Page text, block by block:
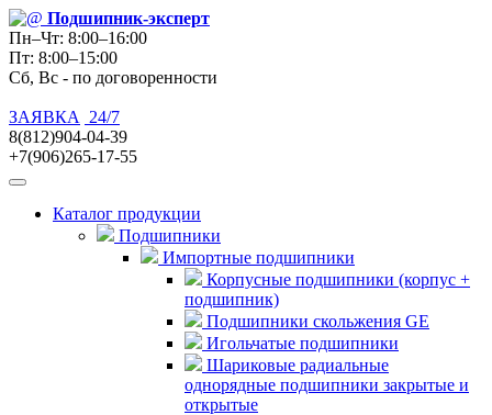
Подшипник-эксперт
Пн–Чт: 8:00–16:00
Пт: 8:00–15:00
Сб, Вс - по договоренности
ЗАЯВКА
24/7
8(812)904-04-39
+7(906)265-17-55
Каталог продукции
Подшипники
Импортные подшипники
Корпусные подшипники (корпус +
подшипник)
Подшипники скольжения GE
Игольчатые подшипники
Шариковые радиальные
однорядные подшипники закрытые и
открытые